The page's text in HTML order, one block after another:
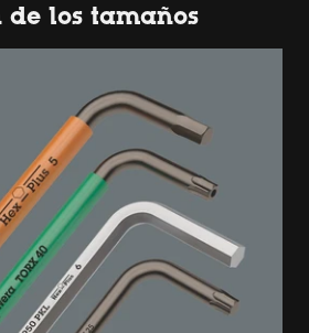
los tamaños